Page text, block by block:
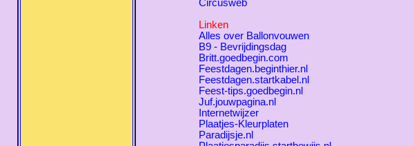
Circusweb
Linken
Alles over Ballonvouwen
B9 - Bevrijdingsdag
Britt.goedbegin.com
Feestdagen.beginthier.nl
Feestdagen.startkabel.nl
Feest-tips.goedbegin.nl
Juf.jouwpagina.nl
Internetwijzer
Plaatjes-Kleurplaten
Paradijsje.nl